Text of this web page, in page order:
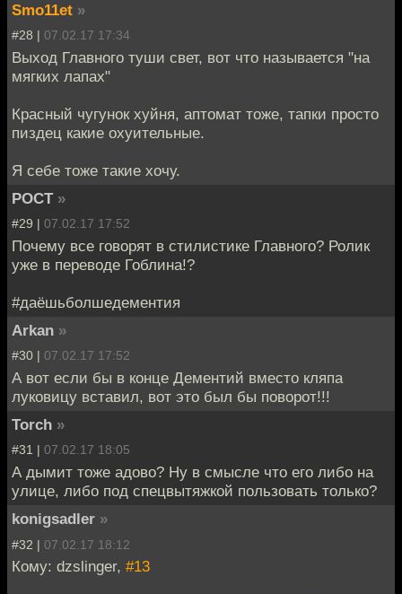
Smo11et »
#28 | 07.02.17 17:34
Выход Главного туши свет, вот что называется "на
мягких лапах"
Красный чугунок хуйня, аптомат тоже, тапки просто
пиздец какие охуительные.
Я себе тоже такие хочу.
POCT »
#29 | 07.02.17 17:52
Почему все говорят в стилистике Главного? Ролик
уже в переводе Гоблина!?
#даёшьболшедементия
Arkan »
#30 | 07.02.17 17:52
А вот если бы в конце Дементий вместо кляпа
луковицу вставил, вот это был бы поворот!!!
Torch »
#31 | 07.02.17 18:05
А дымит тоже адово? Ну в смысле что его либо на
улице, либо под спецвытяжкой пользовать только?
konigsadler »
#32 | 07.02.17 18:12
Кому: dzslinger, #13